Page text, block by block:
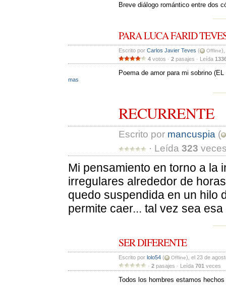
Breve diálogo romántico entre dos
PARA LUCA FARID
Escrito por Carlos Javier Teves ( Offline),
4 votos · 2 pasajes · Leída
Poema de amor para mi sobrino
mas
RECURRENTE
Escrito por mancuspia (
· Leída 323
Mi pensamiento en torno a la
irregulares alrededor de
quedo suspendida en un hilo
permite caer... tal vez sea
SER DIFERENTE
Escrito por lolo54 ( Offline), el 23 de
· 2 pasajes · Leída 701 veces
Todos los hombres estamos